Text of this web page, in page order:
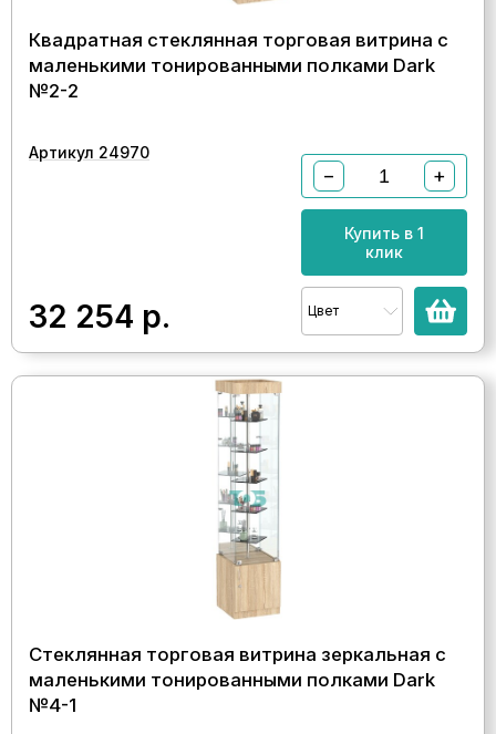
Квадратная стеклянная торговая витрина с
маленькими тонированными полками Dark
№2-2
Артикул 24970
32 254 р.
− +
Купить в 1
клик
Цвет
Стеклянная торговая витрина зеркальная с
маленькими тонированными полками Dark
№4-1